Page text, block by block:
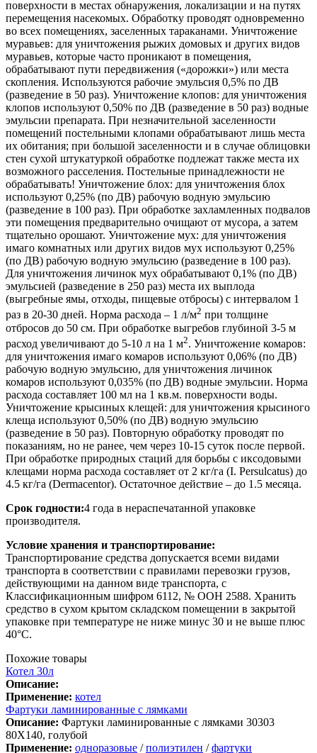
поверхности в местах обнаружения, локализации и на путях
перемещения насекомых. Обработку проводят одновременно
во всех помещениях, заселенных тараканами. Уничтожение
муравьев: для уничтожения рыжих домовых и других видов
муравьев, которые часто проникают в помещения,
обрабатывают пути передвижения («дорожки») или места
скопления. Используются рабочие эмульсия 0,5% по ДВ
(разведение в 50 раз). Уничтожение клопов: для уничтожения
клопов используют 0,50% по ДВ (разведение в 50 раз) водные
эмульсии препарата. При незначительной заселенности
помещений постельными клопами обрабатывают лишь места
их обитания; при большой заселенности и в случае облицовки
стен сухой штукатуркой обработке подлежат также места их
возможного расселения. Постельные принадлежности не
обрабатывать! Уничтожение блох: для уничтожения блох
используют 0,25% (по ДВ) рабочую водную эмульсию
(разведение в 100 раз). При обработке захламленных подвалов
эти помещения предварительно очищают от мусора, а затем
тщательно орошают. Уничтожение мух: для уничтожения
имаго комнатных или других видов мух используют 0,25%
(по ДВ) рабочую водную эмульсию (разведение в 100 раз).
Для уничтожения личинок мух обрабатывают 0,1% (по ДВ)
эмульсией (разведение в 250 раз) места их выплода
(выгребные ямы, отходы, пищевые отбросы) с интервалом 1
раз в 20-30 дней. Норма расхода – 1 л/м2 при толщине
отбросов до 50 см. При обработке выгребов глубиной 3-5 м
расход увеличивают до 5-10 л на 1 м2. Уничтожение комаров:
для уничтожения имаго комаров используют 0,06% (по ДВ)
рабочую водную эмульсию, для уничтожения личинок
комаров используют 0,035% (по ДВ) водные эмульсии. Норма
расхода составляет 100 мл на 1 кв.м. поверхности воды.
Уничтожение крысиных клещей: для уничтожения крысиного
клеща используют 0,50% (по ДВ) водную эмульсию
(разведение в 50 раз). Повторную обработку проводят по
показаниям, но не ранее, чем через 10-15 суток после первой.
При обработке природных стаций для борьбы с иксодовыми
клещами норма расхода составляет от 2 кг/га (I. Persulcatus) до
4.5 кг/га (Dermacentor). Остаточное действие – до 1.5 месяца.
Срок годности:4 года в нераспечатанной упаковке
производителя.
Условие хранения и транспортирование:
Транспортирование средства допускается всеми видами
транспорта в соответствии с правилами перевозки грузов,
действующими на данном виде транспорта, с
Классификационным шифром 6112, № ООН 2588. Хранить
средство в сухом крытом складском помещении в закрытой
упаковке при температуре не ниже минус 30 и не выше плюс
40°С.
Похожие товары
Котел 30л
Описание:
Применение: котел
Фартуки ламинированные с лямками
Описание: Фартуки ламинированные с лямками 30303
80Х140, голубой
Применение: одноразовые /полиэтилен /фартуки